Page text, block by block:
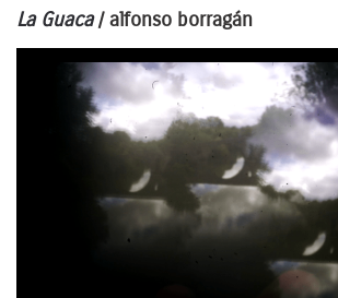
La Guaca/alfonso borragán